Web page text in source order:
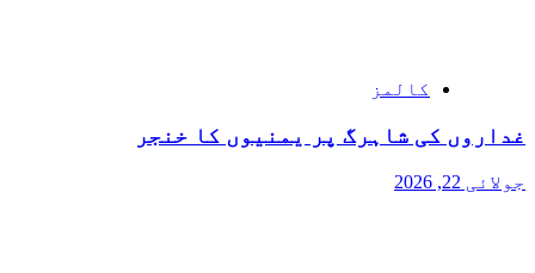
کالمز
غداروں کی شاہرگ پر یمنیوں کا خنجر
جولائی 22, 2026